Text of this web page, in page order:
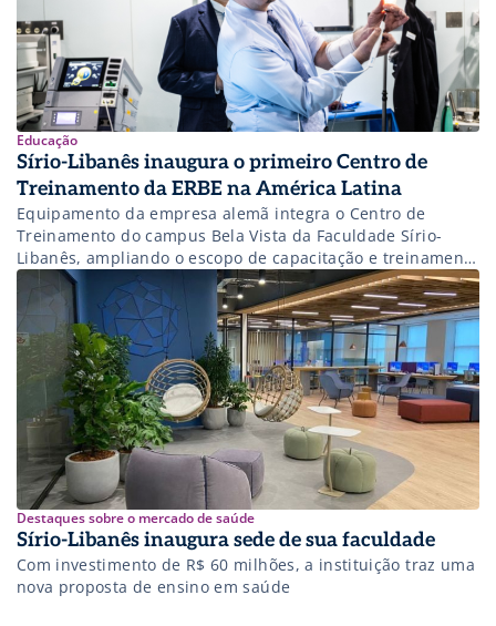
Educação
Sírio-Libanês inaugura o primeiro Centro de
Treinamento da ERBE na América Latina
Equipamento da empresa alemã integra o Centro de
Treinamento do campus Bela Vista da Faculdade Sírio-
Libanês, ampliando o escopo de capacitação e treinamento
oferecido aos médicos.
Destaques sobre o mercado de saúde
Sírio-Libanês inaugura sede de sua faculdade
Com investimento de R$ 60 milhões, a instituição traz uma
nova proposta de ensino em saúde